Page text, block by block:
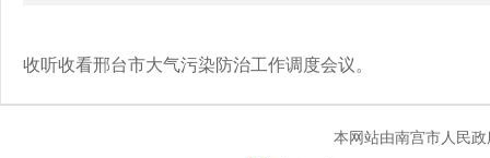
收听收看邢台市大气污染防治工作调度会议。
本网站由南宫市人民